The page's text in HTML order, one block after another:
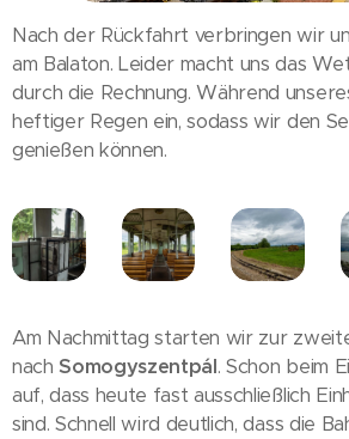
Nach der Rückfahrt verbringen wir
am Balaton. Leider macht uns das
durch die Rechnung. Während
heftiger Regen ein, sodass wir den
genießen können.
Am Nachmittag starten wir zur
nach Somogyszentpál. Schon beim
auf, dass heute fast ausschließlich
sind. Schnell wird deutlich, dass die